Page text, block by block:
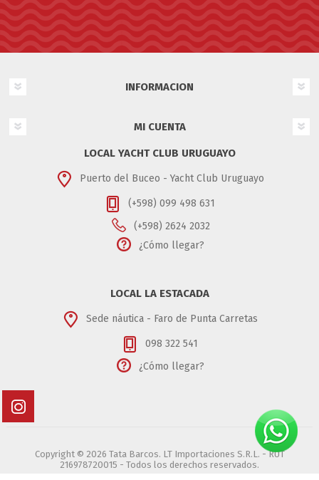
INFORMACION
MI CUENTA
LOCAL YACHT CLUB URUGUAYO
Puerto del Buceo - Yacht Club Uruguayo
(+598) 099 498 631
(+598) 2624 2032
¿Cómo llegar?
LOCAL LA ESTACADA
Sede náutica - Faro de Punta Carretas
098 322 541
¿Cómo llegar?
Copyright © 2026 Tata Barcos. LT Importaciones S.R.L. - RUT
216978720015 - Todos los derechos reservados.